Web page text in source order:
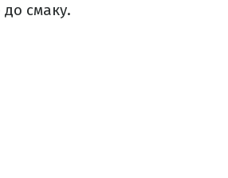
до смаку.